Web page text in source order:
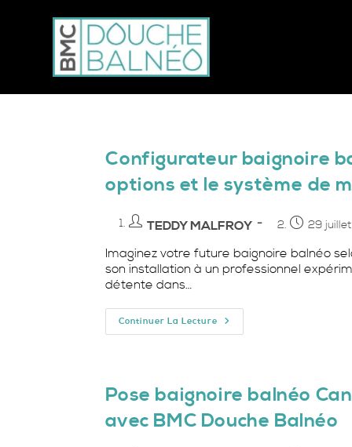
Configurateur baignoire
options et le système de
Auteur/autrice
la
publication :
TEDDY MALFROY
Publication
29
Imaginez votre future baignoire balnéo
son installation à un professionnel
détente dans…
Continuer La Lecture Configurateur
Baignoire
Modèle,
Les
Et
Le
Pose baignoire balnéo
avec BMC Douche Balnéo